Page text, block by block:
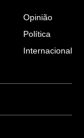
Opinião
Política
Internacional